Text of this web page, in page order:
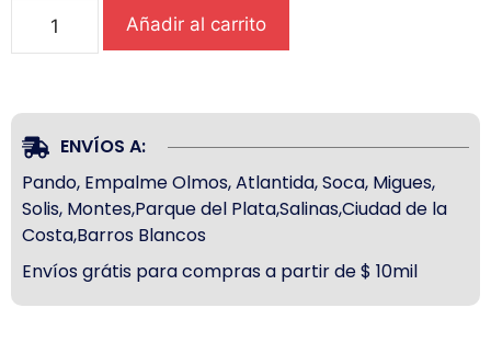
Añadir al carrito
ENVÍOS A:
Pando, Empalme Olmos, Atlantida, Soca, Migues,
Solis, Montes,Parque del Plata,Salinas,Ciudad de la
Costa,Barros Blancos
Envíos grátis para compras a partir de $ 10mil